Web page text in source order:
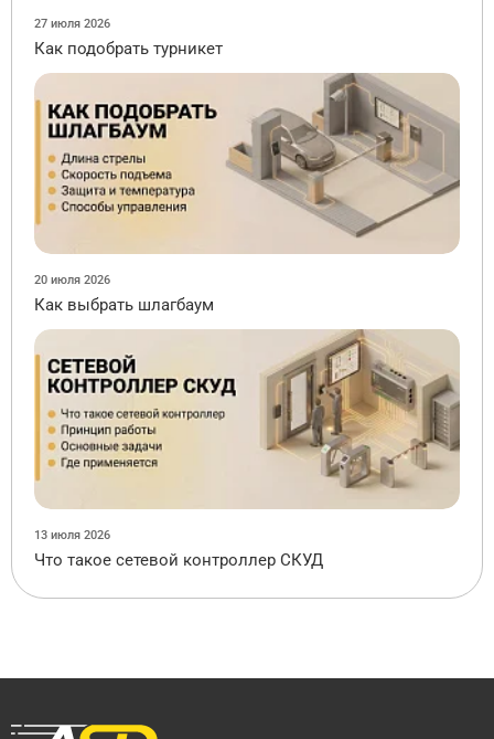
27 июля 2026
Как подобрать турникет
20 июля 2026
Как выбрать шлагбаум
13 июля 2026
Что такое сетевой контроллер СКУД